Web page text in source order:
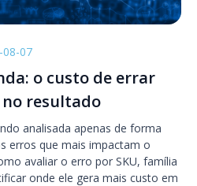
08-07
o custo de errar
resultado
analisada apenas de forma
erros que mais impactam o
avaliar o erro por SKU, família
onde ele gera mais custo em